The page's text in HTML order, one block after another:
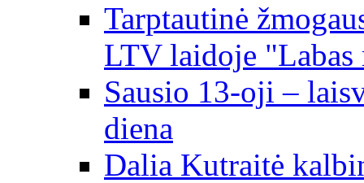
Tarptautinė
LTV laidoje
Sausio 13-oji –
diena
Dalia Kutraitė